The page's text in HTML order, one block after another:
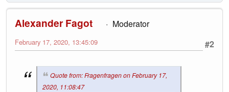
Alexander Fagot
Moderator
#2
February 17, 2020, 13:45:09
Quote from: Fragenfragen on February 17,
2020, 11:08:47